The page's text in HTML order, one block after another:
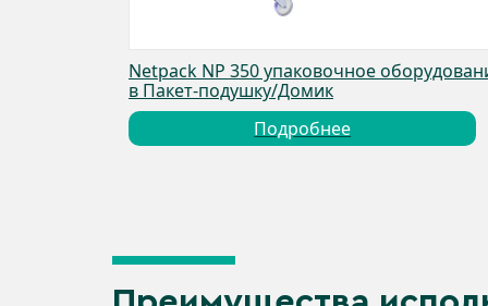
Netpack NP 350 упаковочное
в Пакет-подушку/Домик
Подробнее